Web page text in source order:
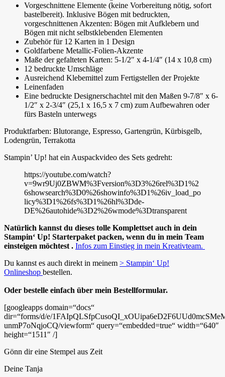
Vorgeschnittene Elemente (keine Vorbereitung nötig, sofort
bastelbereit). Inklusive Bögen mit bedruckten,
vorgeschnittenen Akzenten: Bögen mit Aufklebern und
Bögen mit nicht selbstklebenden Elementen
Zubehör für 12 Karten in 1 Design
Goldfarbene Metallic-Folien-Akzente
Maße der gefalteten Karten: 5-1/2″ x 4-1/4″ (14 x 10,8 cm)
12 bedruckte Umschläge
Ausreichend Klebemittel zum Fertigstellen der Projekte
Leinenfaden
Eine bedruckte Designerschachtel mit den Maßen 9-7/8″ x 6-
1/2″ x 2-3/4″ (25,1 x 16,5 x 7 cm) zum Aufbewahren oder
fürs Basteln unterwegs
Produktfarben: Blutorange, Espresso, Gartengrün, Kürbisgelb,
Lodengrün, Terrakotta
Stampin’ Up! hat ein Auspackvideo des Sets gedreht:
https://youtube.com/watch?
v=9wr9Uj0ZBWM%3Fversion%3D3%26rel%3D1%2
6showsearch%3D0%26showinfo%3D1%26iv_load_po
licy%3D1%26fs%3D1%26hl%3Dde-
DE%26autohide%3D2%26wmode%3Dtransparent
Natürlich kannst du dieses tolle Komplettset auch in dein
Stampin‘ Up! Starterpaket packen, wenn du in mein Team
einsteigen möchtest . Infos zum Einstieg in mein Kreativteam.
Du kannst es auch direkt in meinem > Stampin‘ Up!
Onlineshop bestellen.
Oder bestelle einfach über mein Bestellformular.
[googleapps domain=“docs“
dir=“forms/d/e/
unmP7oNqjoCQ/viewform“ query=“embedded=true“ width=“640″
height=“1511″ /]
Gönn dir eine Stempel aus Zeit
Deine Tanja